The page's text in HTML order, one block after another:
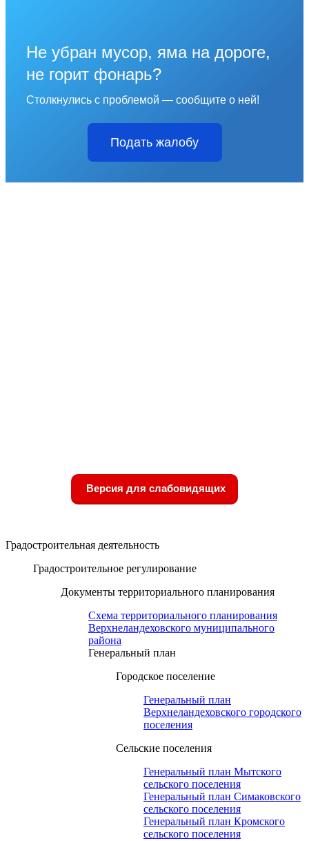
Не убран мусор, яма на дороге,
не горит фонарь?
Столкнулись с проблемой — сообщите о ней!
Подать жалобу
Версия для слабовидящих
Градостроительная деятельность
Градостроительное регулирование
Документы территориального планирования
Схема территориального планирования
Верхнеландеховского муниципального
района
Генеральный план
Городское поселение
Генеральный план
Верхнеландеховского городского
поселения
Сельские поселения
Генеральный план Мытского
сельского поселения
Генеральный план Симаковского
сельского поселения
Генеральный план Кромского
сельского поселения